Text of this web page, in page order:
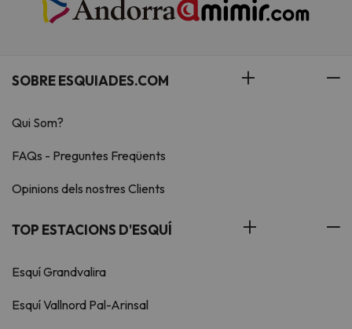
SOBRE ESQUIADES.COM
Qui Som?
FAQs - Preguntes Freqüents
Opinions dels nostres Clients
TOP ESTACIONS D'ESQUÍ
Esquí Grandvalira
Esquí Vallnord Pal-Arinsal